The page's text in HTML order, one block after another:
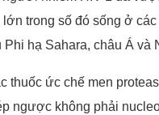
lớn trong số đó sống ở
Phi hạ Sahara, châu Á và
thuốc ức chế men
ngược không phải